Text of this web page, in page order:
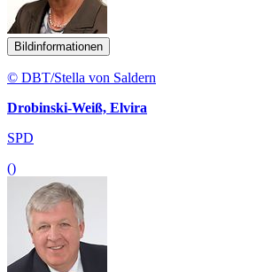
Bildinformationen
© DBT/Stella von Saldern
Drobinski-Weiß, Elvira
SPD
()